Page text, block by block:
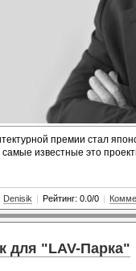
премии стал
самые известные это
Denisik | Рейтинг: 0.0/0 |
для "LAV-Парка"